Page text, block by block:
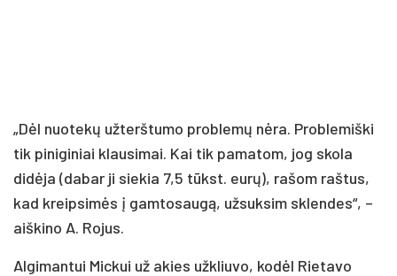
„Dėl nuotekų užterštumo problemų nėra. Problemiški
tik piniginiai klausimai. Kai tik pamatom, jog skola
didėja (dabar ji siekia 7,5 tūkst. eurų), rašom raštus,
kad kreipsimės į gamtosaugą, užsuksim sklendes“, –
aiškino A. Rojus.
Algimantui Mickui už akies užkliuvo, kodėl Rietavo